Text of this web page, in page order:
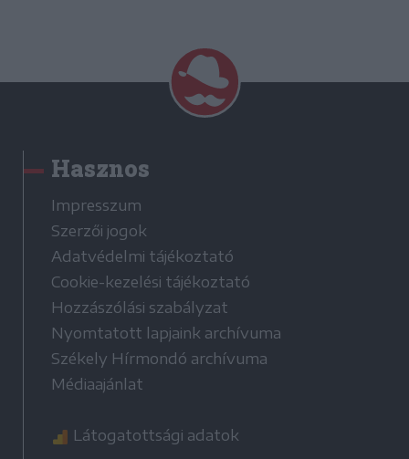
Hasznos
Impresszum
Szerzői jogok
Adatvédelmi tájékoztató
Cookie-kezelési tájékoztató
Hozzászólási szabályzat
Nyomtatott lapjaink archívuma
Székely Hírmondó archívuma
Médiaajánlat
Látogatottsági adatok